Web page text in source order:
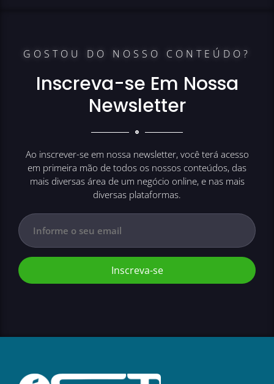
GOSTOU DO NOSSO CONTEÚDO?
Inscreva-se Em Nossa
Newsletter
Ao inscrever-se em nossa newsletter, você terá acesso
em primeira mão de todos os nossos conteúdos, das
mais diversas área de um negócio online, e nas mais
diversas plataformas.
Inscreva-se